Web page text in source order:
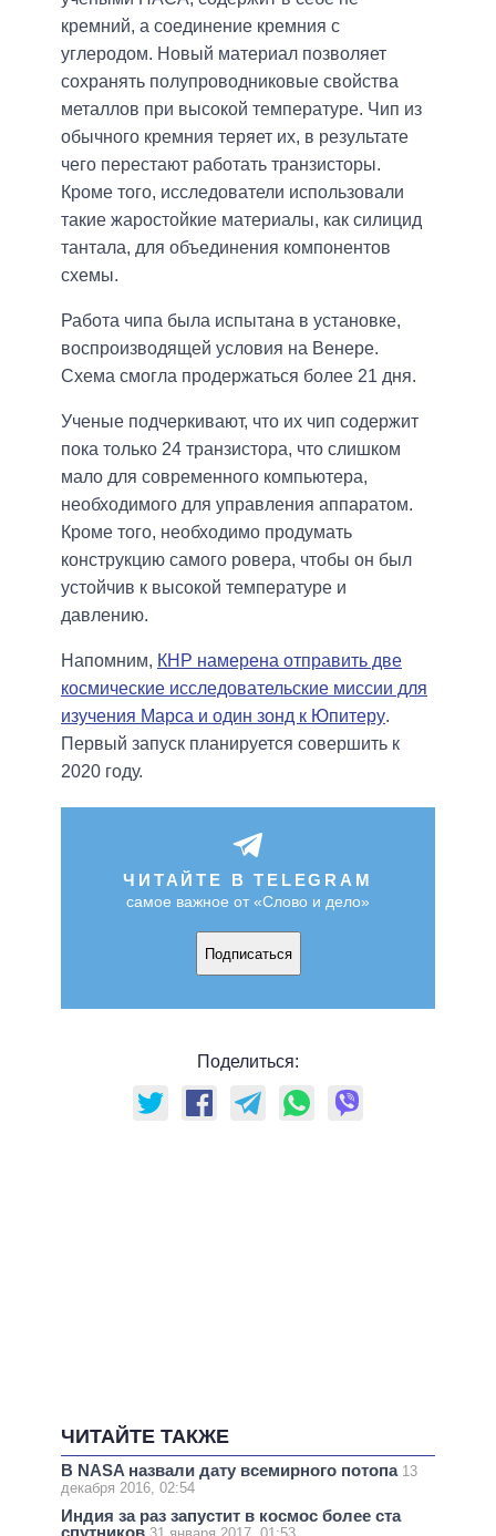
кремний, а соединение кремния с
углеродом. Новый материал позволяет
сохранять полупроводниковые свойства
металлов при высокой температуре. Чип из
обычного кремния теряет их, в результате
чего перестают работать транзисторы.
Кроме того, исследователи использовали
такие жаростойкие материалы, как силицид
тантала, для объединения компонентов
схемы.
Работа чипа была испытана в установке,
воспроизводящей условия на Венере.
Схема смогла продержаться более 21 дня.
Ученые подчеркивают, что их чип содержит
пока только 24 транзистора, что слишком
мало для современного компьютера,
необходимого для управления аппаратом.
Кроме того, необходимо продумать
конструкцию самого ровера, чтобы он был
устойчив к высокой температуре и
давлению.
Напомним, КНР намерена отправить две
космические исследовательские миссии для
изучения Марса и один зонд к Юпитеру.
Первый запуск планируется совершить к
2020 году.
ЧИТАЙТЕ В TELEGRAM
самое важное от «Слово и дело»
Подписаться
Поделиться:
ЧИТАЙТЕ ТАКЖЕ
В NASA назвали дату всемирного потопа 13
декабря 2016, 02:54
Индия за раз запустит в космос более ста